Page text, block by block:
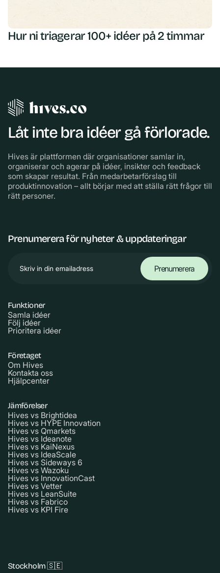
Hur ni triagerar 100+ idéer på 2 timmar
Låt inte bra idéer gå förlorade.
Hives är plattformen där organisationer samlar in,
organiserar och agerar på idéer, insikter och feedback
som skapar resultat. Från medarbetarförslag till
produktinnovation – allt börjar med att ställa rätt frågor till
rätt personer.
Prenumerera för nyheter & uppdateringar
Funktioner
Samla idéer
Följ idéer
Prioritera idéer
Företaget
Om Hives
Kontakta oss
Hjälpcenter
Jämförelser
Hives vs Brightidea
Hives vs HYPE Innovation
Hives vs Qmarkets
Hives vs Ideanote
Hives vs KaiNexus
Hives vs IdeaScale
Hives vs Sideways 6
Hives vs Wazoku
Hives vs InnovationCast
Hives vs Vetter
Hives vs LeanSuite
Hives vs Fabrico
Hives vs KPI Fire
Stockholm 🇸🇪